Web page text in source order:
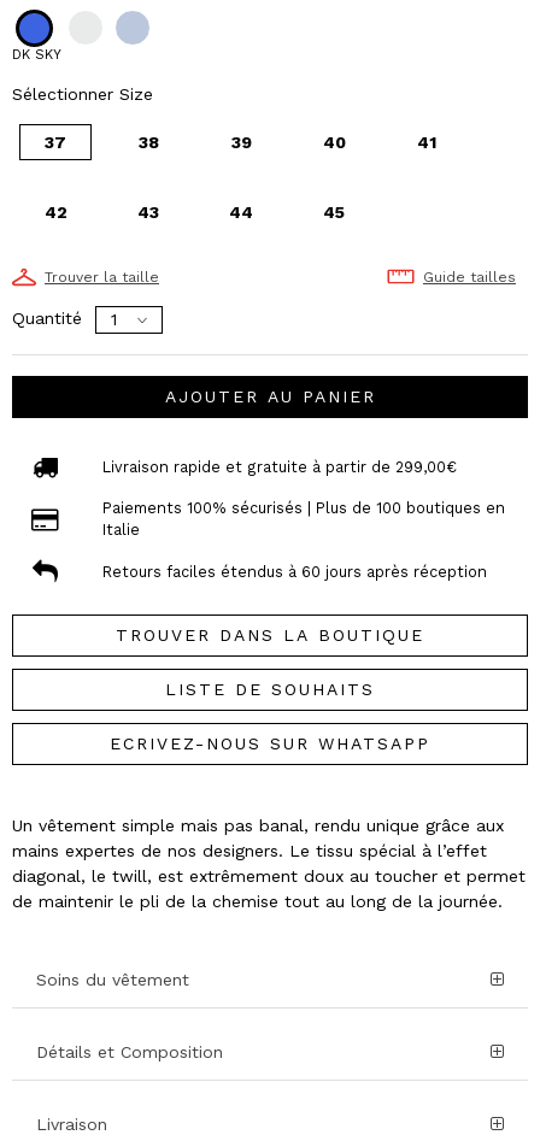
DK SKY
Sélectionner Size
37 38 39 40 41
42 43 44 45
Trouver la taille Guide tailles
Quantité
AJOUTER AU PANIER
Livraison rapide et gratuite à partir de 299,00€
Paiements 100% sécurisés | Plus de 100 boutiques en
Italie
Retours faciles étendus à 60 jours après réception
TROUVER DANS LA BOUTIQUE
LISTE DE SOUHAITS
ECRIVEZ-NOUS SUR WHATSAPP
Un vêtement simple mais pas banal, rendu unique grâce aux
mains expertes de nos designers. Le tissu spécial à l’effet
diagonal, le twill, est extrêmement doux au toucher et permet
de maintenir le pli de la chemise tout au long de la journée.
Soins du vêtement
Détails et Composition
Livraison